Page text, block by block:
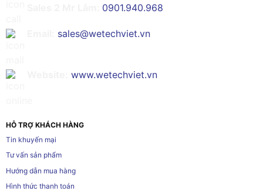
0901.940.968
sales@wetechviet.vn
www.wetechviet.vn
HỖ TRỢ KHÁCH HÀNG
Tin khuyến mại
Tư vấn sản phẩm
Hướng dẫn mua hàng
Hình thức thanh toán